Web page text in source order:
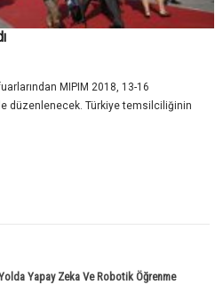
MIPIM 2018, 13-16
düzenlenecek. Türkiye temsilciliğinin
Yapay Zeka Ve Robotik Öğrenme